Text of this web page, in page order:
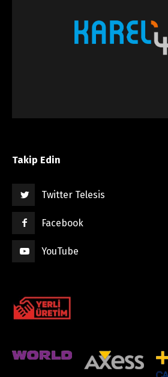
Takip Edin
Twitter Telesis
Facebook
YouTube